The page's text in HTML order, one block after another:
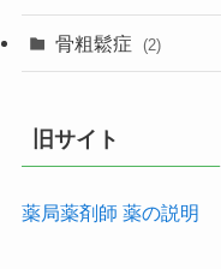
骨粗鬆症 (2)
旧サイト
薬局薬剤師 薬の説明